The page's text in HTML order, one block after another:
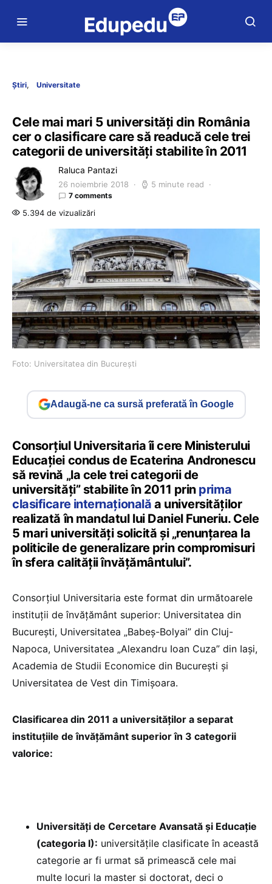
Știri Universitate
Cele mai mari 5 universități din România
cer o clasificare care să readucă cele trei
categorii de universități stabilite în 2011
Raluca Pantazi
26 noiembrie 2018 5 minute read
7 comments
5.394 de vizualizări
Foto: Universitatea din București
Adaugă-ne ca sursă preferată în Google
Consorțiul Universitaria îi cere Ministerului
Educației condus de Ecaterina Andronescu
să revină „la cele trei categorii de
universități” stabilite în 2011 prin prima
clasificare internațională a universităților
realizată în mandatul lui Daniel Funeriu. Cele
5 mari universități solicită și „renunțarea la
politicile de generalizare prin compromisuri
în sfera calității învățământului”.
Consorțiul Universitaria este format din următoarele
instituții de învățământ superior: Universitatea din
București, Universitatea „Babeș-Bolyai” din Cluj-
Napoca, Universitatea „Alexandru Ioan Cuza” din Iași,
Academia de Studii Economice din București și
Universitatea de Vest din Timișoara.
Clasificarea din 2011 a universităților a separat
instituțiile de învățământ superior în 3 categorii
valorice:
Universități de Cercetare Avansată și Educație
(categoria I): universitățile clasificate în această
categorie ar fi urmat să primească cele mai
multe locuri la master si doctorat, deci o